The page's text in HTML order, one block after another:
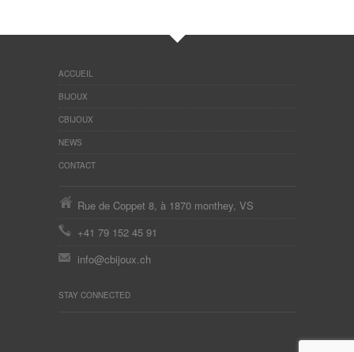
ACCUEIL
BIJOUX
CBIJOUX
NEWS
CONTACT
Rue de Coppet 8, à 1870 monthey, VS
+41 79 152 45 91
info@cbijoux.ch
STAY CONNECTED